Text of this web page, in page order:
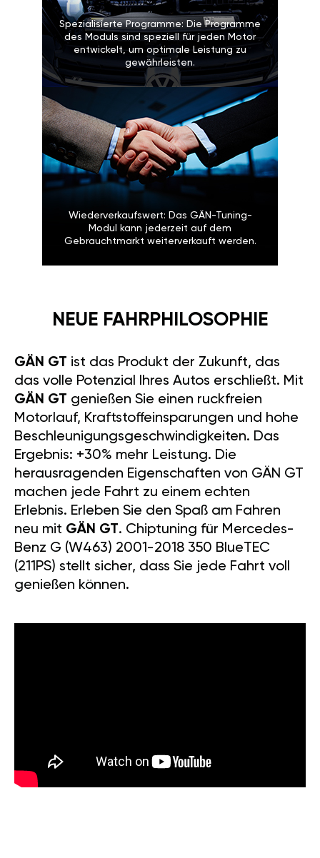
Spezialisierte Programme: Die Programme
des Moduls sind speziell für jeden Motor
entwickelt, um optimale Leistung zu
gewährleisten.
Wiederverkaufswert: Das GÄN-Tuning-
Modul kann jederzeit auf dem
Gebrauchtmarkt weiterverkauft werden.
NEUE FAHRPHILOSOPHIE
GÄN GT ist das Produkt der Zukunft, das
das volle Potenzial Ihres Autos erschließt. Mit
GÄN GT genießen Sie einen ruckfreien
Motorlauf, Kraftstoffeinsparungen und hohe
Beschleunigungsgeschwindigkeiten. Das
Ergebnis: +30% mehr Leistung. Die
herausragenden Eigenschaften von GÄN GT
machen jede Fahrt zu einem echten
Erlebnis. Erleben Sie den Spaß am Fahren
neu mit GÄN GT. Chiptuning für Mercedes-
Benz G (W463) 2001-2018 350 BlueTEC
(211PS) stellt sicher, dass Sie jede Fahrt voll
genießen können.